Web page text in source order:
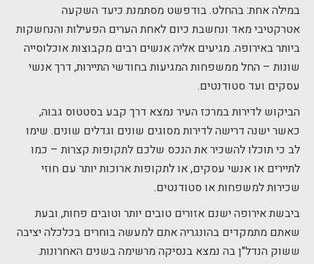
במילה אחת: בהחלט. בודפשט מסתמנת כיעד השקעה
אטרקטיבי מאד ונחשבת כיום לאחת הערים הפעילות והנחשקות
ביותר באירופה. מגיעים אליה אנשים רבים מקבוצות אוכלוסייה
שונות – החל ממשפחות המגיעות בחודשי התיירות, דרך אנשי
עסקים ועד סטודנטים.
הביקוש לדירות במרכז העיר נמצא דרך קבע בסטטוס גבוה,
כאשר ישנה דרישה לדירות מסוגים שונים וגדלים שונים. שימו
לב כי תוכלו להשכיר את הנכס שלכם לתקופות קצרות – כמו
לתיירים או אנשי עסקים, או לתקופות ארוכות יותר עם חוזי
שכירות למשפחות או סטודנטים.
ביבשת אירופה ישנם אזורים טובים יותר וטובים פחות, ובעת
שאתם מתמקדים בהונגריה אתם למעשה בוחרים בכלכלה יציבה
ששוק הנדל"ן בה נמצא בנסיקה מרשימה בשנים האחרונות.